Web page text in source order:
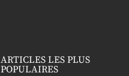
ARTICLES LES PLUS
POPULAIRES